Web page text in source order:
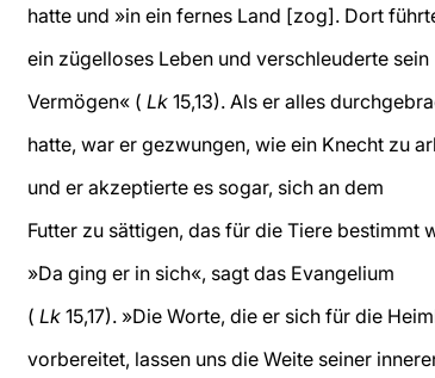
hatte und »in ein fernes Land [zog]. Dort
ein zügelloses Leben und verschleuderte sein
Vermögen« ( Lk 15,13). Als er alles
hatte, war er gezwungen, wie ein Knecht zu
und er akzeptierte es sogar, sich an dem
Futter zu sättigen, das für die Tiere bestimmt
»Da ging er in sich«, sagt das Evangelium
( Lk 15,17). »Die Worte, die er sich für die
vorbereitet, lassen uns die Weite seiner